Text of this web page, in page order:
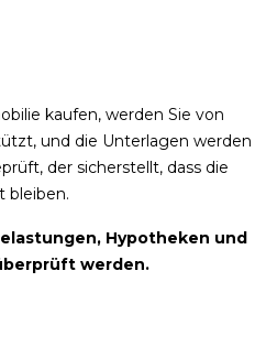
kaufen, werden Sie von
und die Unterlagen werden
der sicherstellt, dass die
bleiben.
Hypotheken und
werden.